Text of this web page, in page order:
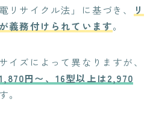
リサイクル法」に基づき、
リ
義務付けられています。
イズによって異なりますが、
円〜、16型以上は2,970
。